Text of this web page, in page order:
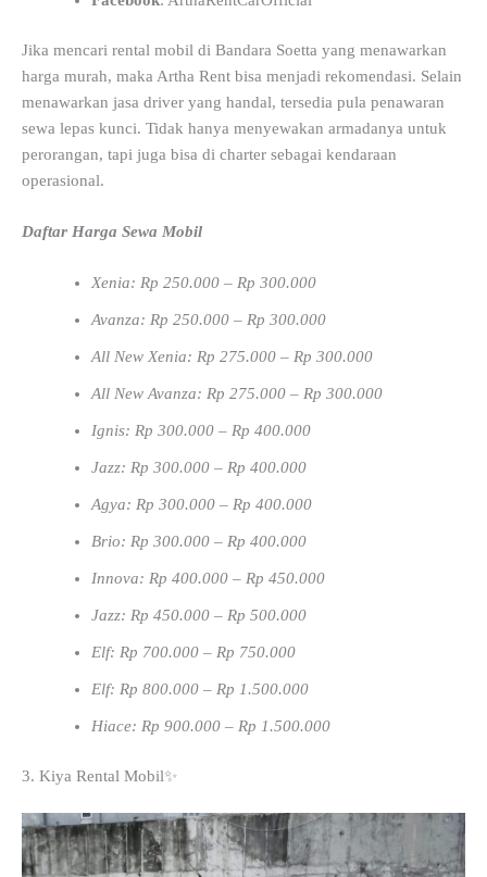
Jika mencari rental mobil di Bandara Soetta yang menawarkan
harga murah, maka Artha Rent bisa menjadi rekomendasi. Selain
menawarkan jasa driver yang handal, tersedia pula penawaran
sewa lepas kunci. Tidak hanya menyewakan armadanya untuk
perorangan, tapi juga bisa di charter sebagai kendaraan
operasional.
Daftar Harga Sewa Mobil
Xenia: Rp 250.000 – Rp 300.000
Avanza: Rp 250.000 – Rp 300.000
All New Xenia: Rp 275.000 – Rp 300.000
All New Avanza: Rp 275.000 – Rp 300.000
Ignis: Rp 300.000 – Rp 400.000
Jazz: Rp 300.000 – Rp 400.000
Agya: Rp 300.000 – Rp 400.000
Brio: Rp 300.000 – Rp 400.000
Innova: Rp 400.000 – Rp 450.000
Jazz: Rp 450.000 – Rp 500.000
Elf: Rp 700.000 – Rp 750.000
Elf: Rp 800.000 – Rp 1.500.000
Hiace: Rp 900.000 – Rp 1.500.000
3. Kiya Rental Mobil✨